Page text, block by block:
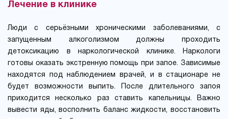
Лечение в клинике
Люди с серьёзными хроническими заболеваниями, с
запущенным алкоголизмом должны проходить
детоксикацию в наркологической клинике. Наркологи
готовы оказать экстренную помощь при запое. Зависимые
находятся под наблюдением врачей, и в стационаре не
будет возможности выпить. После длительного запоя
приходится несколько раз ставить капельницы. Важно
вывести яды, восполнить баланс жидкости, восстановить